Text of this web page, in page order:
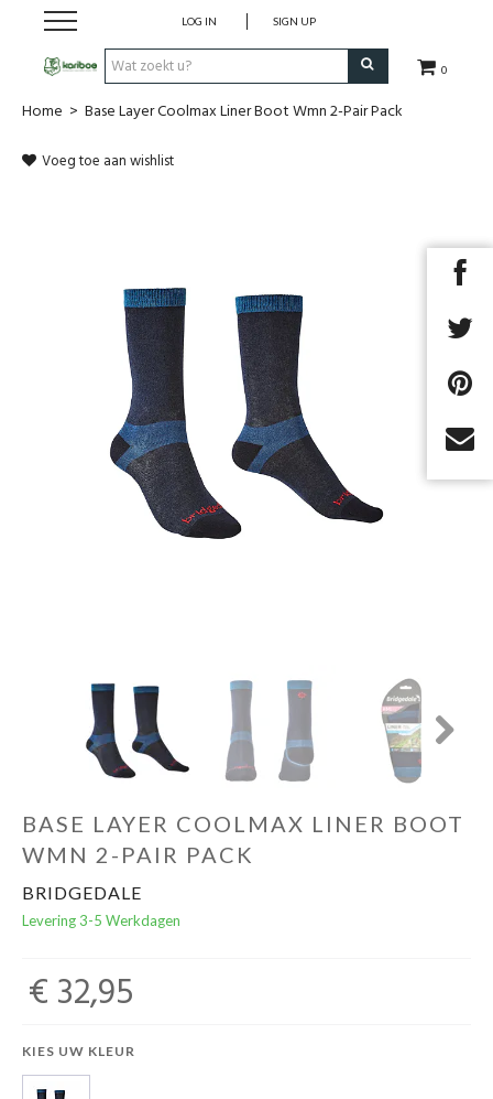
0
LOG IN SIGN UP
Cadeaubon
Home > Base Layer Coolmax Liner Boot Wmn 2-Pair Pack
Voeg toe aan wishlist
Next
BASE LAYER COOLMAX LINER BOOT
WMN 2-PAIR PACK
BRIDGEDALE
Levering 3-5 Werkdagen
€ 32,95
KIES UW KLEUR